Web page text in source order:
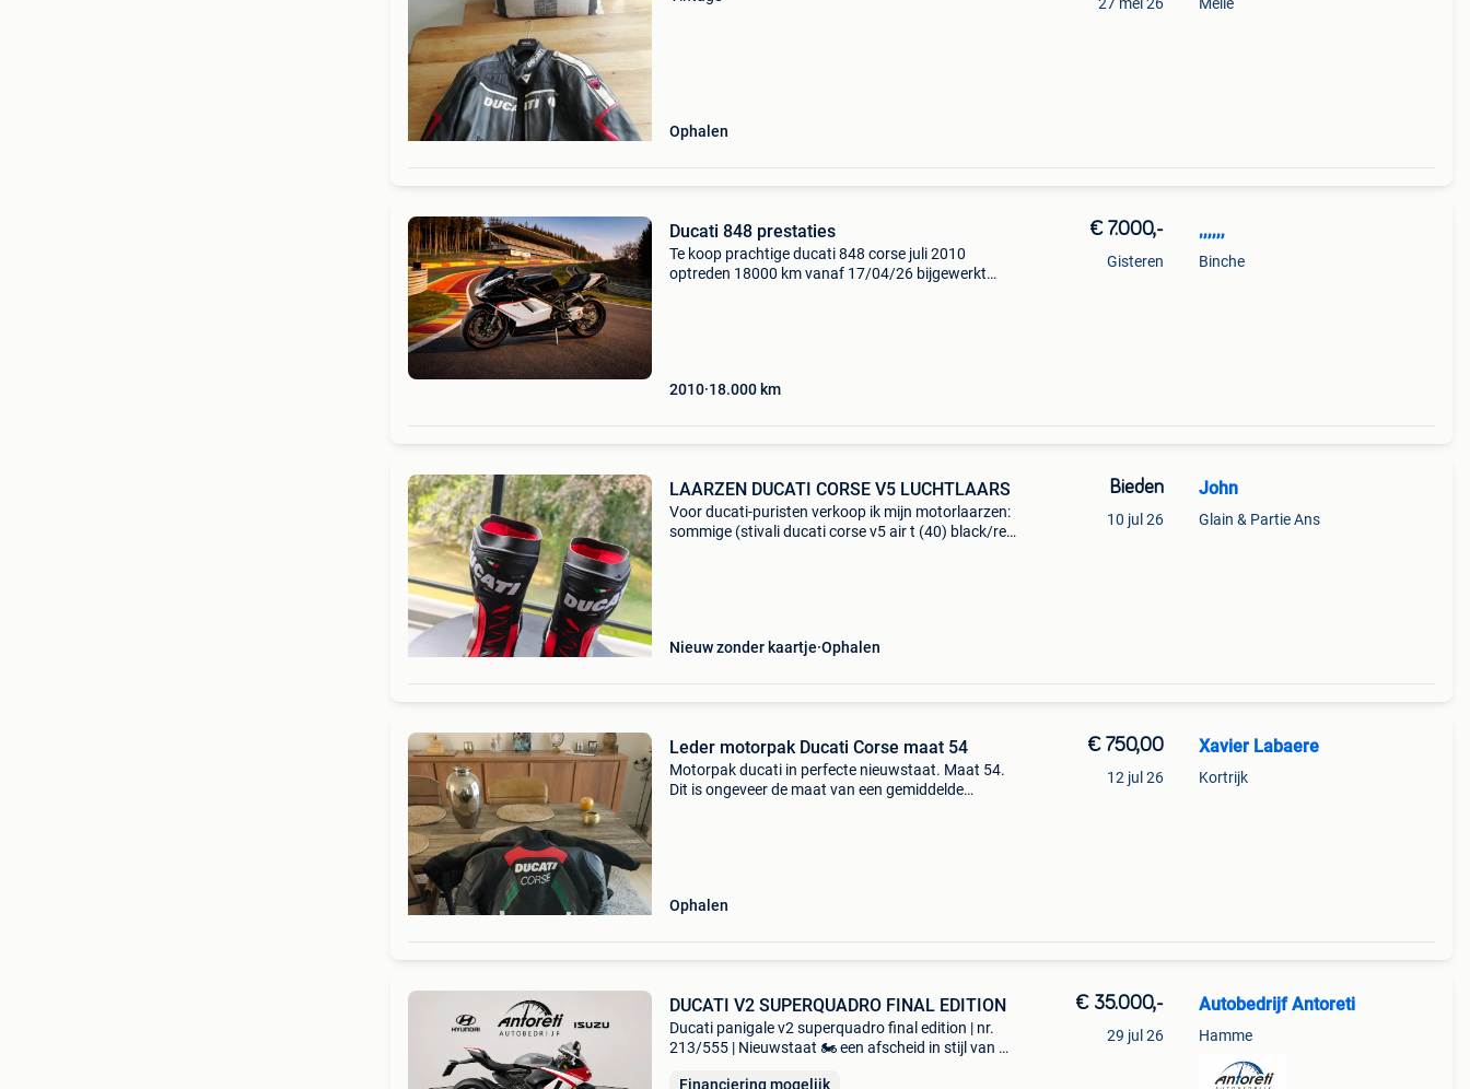
Ophalen
Ducati 848 prestaties
Te koop prachtige ducati 848 corse juli 2010
optreden 18000 km vanaf 17/04/26 bijgewerkt
2010 18.000 km
€ 7.000,-
Gisteren
,,,,,,
Binche
LAARZEN DUCATI CORSE V5 LUCHTLAARS
Voor ducati-puristen verkoop ik mijn motorlaarzen:
sommige (stivali ducati corse v5 air t (40) black/red
Nieuw zonder kaartje Ophalen
Bieden
10 jul 26
John
Glain & Partie Ans
Leder motorpak Ducati Corse maat 54
Motorpak ducati in perfecte nieuwstaat. Maat 54.
Dit is ongeveer de maat van een gemiddelde
Ophalen
€ 750,00
12 jul 26
Xavier Labaere
Kortrijk
DUCATI V2 SUPERQUADRO FINAL EDITION
Ducati panigale v2 superquadro final edition | nr.
213/555 | Nieuwstaat 🏍️ een afscheid in stijl van de
Financiering mogelijk
€ 35.000,-
29 jul 26
Autobedrijf Antoreti
Hamme